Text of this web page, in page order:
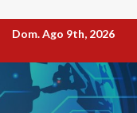
Dom. Ago 9th, 2026